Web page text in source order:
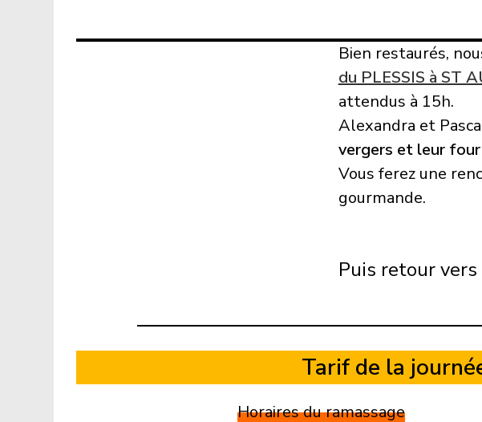
Bien restaurés,
du PLESSIS à ST
attendus à 15h.
Alexandra et
vergers et leur four
Vous ferez une
gourmande.
Puis retour
Tarif de la
Horaires du ramassage